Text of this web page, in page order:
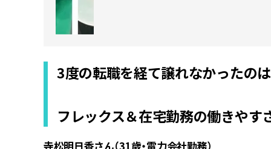
3度の転職を経て譲れなかったのは
フレックス＆在宅勤務の働きやす
寺松明日香さん（31歳・電力会社勤務）